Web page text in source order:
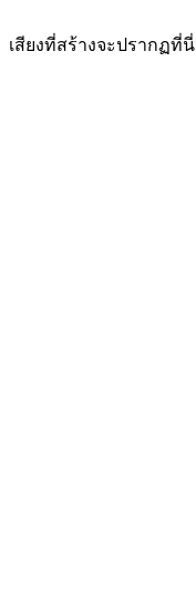
เสียงที่สร้างจะปรากฏที่นี่